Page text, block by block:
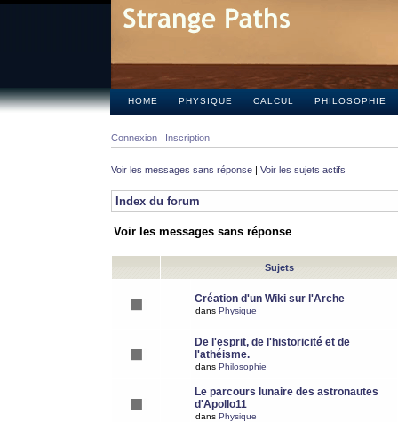
HOME PHYSIQUE CALCUL PHILOSOPHIE
Connexion Inscription
Voir les messages sans réponse | Voir les sujets actifs
Index du forum
Voir les messages sans réponse
Sujets
Création d'un Wiki sur l'Arche
dans Physique
De l'esprit, de l'historicité et de
l'athéisme.
dans Philosophie
Le parcours lunaire des astronautes
d'Apollo11
dans Physique